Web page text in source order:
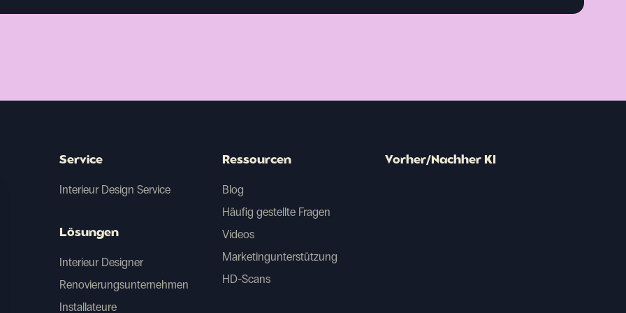
Service
Interieur Design Service
Lösungen
Interieur Designer
Renovierungsunternehmen
Installateure
Ressourcen
Blog
Häufig gestellte Fragen
Videos
Marketingunterstützung
HD-Scans
Vorher/Nachher KI